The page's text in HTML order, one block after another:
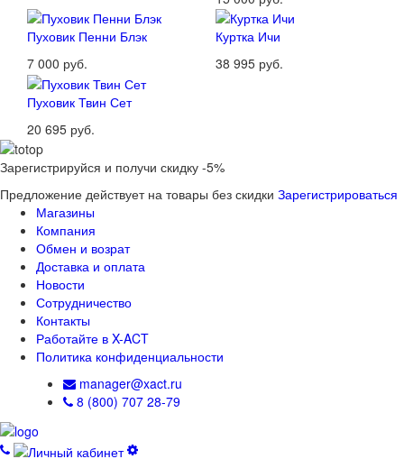
Пуховик Пенни Блэк
7 000 руб.
Куртка Ичи
38 995 руб.
Пуховик Твин Сет
20 695 руб.
Зарегистрируйся и получи скидку -5%
Предложение действует на товары без скидки Зарегистрироваться
Магазины
Компания
Обмен и возрат
Доставка и оплата
Новости
Сотрудничество
Контакты
Работайте в X-ACT
Политика конфиденциальности
manager@xact.ru
8 (800) 707 28-79